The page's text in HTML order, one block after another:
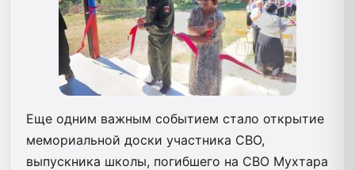
Еще одним важным событием стало открытие
мемориальной доски участника СВО,
выпускника школы, погибшего на СВО Мухтара